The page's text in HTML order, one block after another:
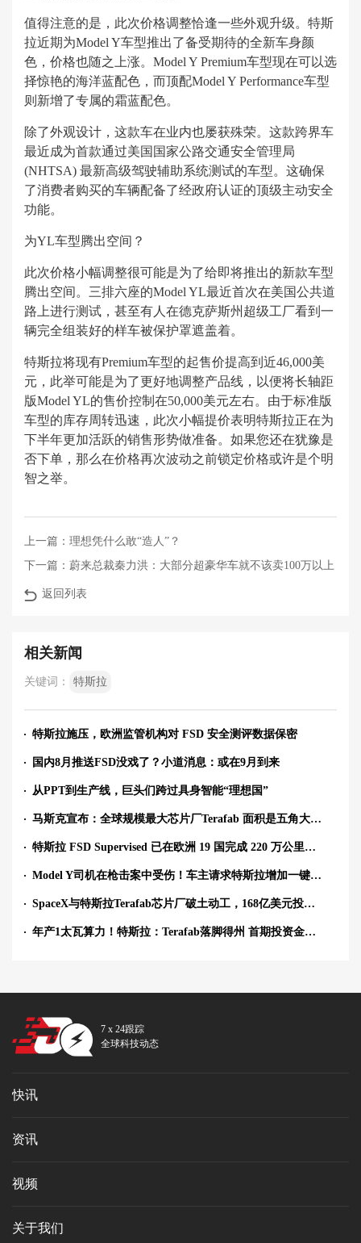
值得注意的是，此次价格调整恰逢一些外观升级。特斯
拉近期为Model Y车型推出了备受期待的全新车身颜
色，价格也随之上涨。Model Y Premium车型现在可以选
择惊艳的海洋蓝配色，而顶配Model Y Performance车型
则新增了专属的霜蓝配色。
除了外观设计，这款车在业内也屡获殊荣。这款跨界车
最近成为首款通过美国国家公路交通安全管理局
(NHTSA) 最新高级驾驶辅助系统测试的车型。这确保
了消费者购买的车辆配备了经政府认证的顶级主动安全
功能。
为YL车型腾出空间？
此次价格小幅调整很可能是为了给即将推出的新款车型
腾出空间。三排六座的Model YL最近首次在美国公共道
路上进行测试，甚至有人在德克萨斯州超级工厂看到一
辆完全组装好的样车被保护罩遮盖着。
特斯拉将现有Premium车型的起售价提高到近46,000美
元，此举可能是为了更好地调整产品线，以便将长轴距
版Model YL的售价控制在50,000美元左右。由于标准版
车型的库存周转迅速，此次小幅提价表明特斯拉正在为
下半年更加活跃的销售形势做准备。如果您还在犹豫是
否下单，那么在价格再次波动之前锁定价格或许是个明
智之举。
上一篇： 理想凭什么敢“造人”？
下一篇： 蔚来总裁秦力洪：大部分超豪华车就不该卖100万以上
返回列表
相关新闻
关键词： 特斯拉
特斯拉施压，欧洲监管机构对 FSD 安全测评数据保密
国内8月推送FSD没戏了？小道消息：或在9月到来
从PPT到生产线，巨头们跨过具身智能“理想国”
马斯克宣布：全球规模最大芯片厂Terafab 面积是五角大楼50倍
特斯拉 FSD Supervised 已在欧洲 19 国完成 220 万公里训练测试，号称可处理“普通人一生难遇”的极端路况
Model Y司机在枪击案中受伤！车主请求特斯拉增加一键解锁、跑路功能
SpaceX与特斯拉Terafab芯片厂破土动工，168亿美元投资布局逻辑与存储制造
年产1太瓦算力！特斯拉：Terafab落脚得州 首期投资金额168亿美元
7 x 24跟踪
全球科技动态
快讯
资讯
视频
关于我们